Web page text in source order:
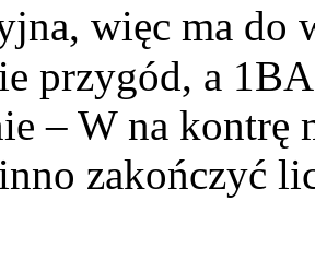
więc ma do
przygód, a
– W na kontrę
zakończyć